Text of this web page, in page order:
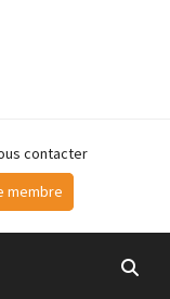
contacter
membre